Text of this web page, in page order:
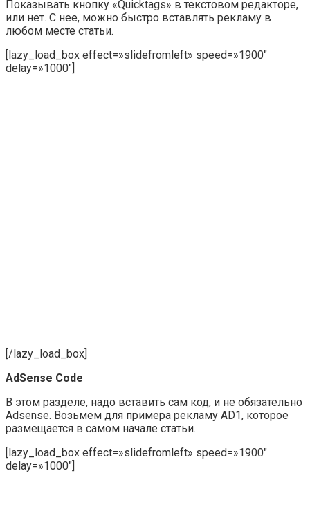
Показывать кнопку «Quicktags» в текстовом редакторе,
или нет. С нее, можно быстро вставлять рекламу в
любом месте статьи.
[lazy_load_box effect=»slidefromleft» speed=»1900″
delay=»1000″]
[/lazy_load_box]
AdSense Code
В этом разделе, надо вставить сам код, и не обязательно
Adsense. Возьмем для примера рекламу AD1, которое
размещается в самом начале статьи.
[lazy_load_box effect=»slidefromleft» speed=»1900″
delay=»1000″]